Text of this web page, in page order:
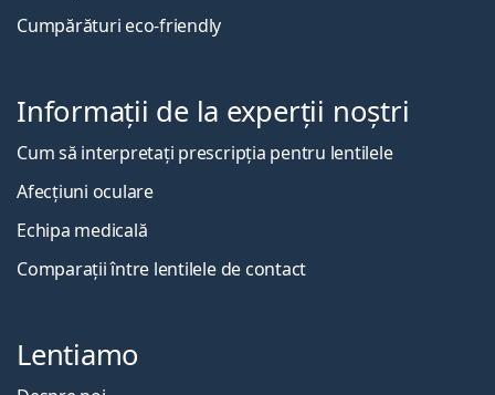
Cumpărături eco-friendly
Informații de la experții noștri
Cum să interpretați prescripția pentru lentilele
Afecțiuni oculare
Echipa medicală
Comparații între lentilele de contact
Lentiamo